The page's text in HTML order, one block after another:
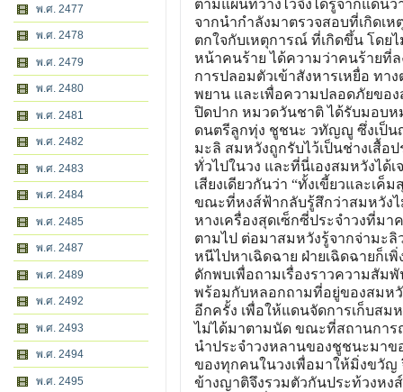
พ.ศ. 2477
พ.ศ. 2478
พ.ศ. 2479
พ.ศ. 2480
พ.ศ. 2481
พ.ศ. 2482
พ.ศ. 2483
พ.ศ. 2484
พ.ศ. 2485
พ.ศ. 2487
พ.ศ. 2489
พ.ศ. 2492
พ.ศ. 2493
พ.ศ. 2494
พ.ศ. 2495
ตามแผนที่วางไว้จึงได้รู้จากแดน
จากนำกำลังมาตรวจสอบที่เกิดเ
ตกใจกับเหตุการณ์ ที่เกิดขึ้น โดย
หน้าคนร้าย ได้ความว่าคนร้ายที่ล
การปลอมตัวเข้าสังหารเหยื่อ ทา
พยาน และเพื่อความปลอดภัยขอ
ปิดปาก หมวดวันชาติ ได้รับมอบห
ดนตรีลูกทุ่ง ชูชนะ วทัญญู ซึ่งเป็น
มะลิ สมหวังถูกรับไว้เป็นช่างเสื้อ
ทั่วไปในวง และที่นี่เองสมหวังไ
เสียงเดียวกันว่า “ทั้งเขี้ยวและเ
ขณะที่หงส์ฟ้ากลับรู้สึกว่าสมหวัง
หางเครื่องสุดเซ็กซี่ประจำวงที่มา
ตามไป ต่อมาสมหวังรู้จากจ่ามะลิ
หนีไปหาเฉิดฉาย ฝ่ายเฉิดฉายก็เ
ดักพบเพื่อถามเรื่องราวความสัมพั
พร้อมกับหลอกถามที่อยู่ของสมห
อีกครั้ง เพื่อให้แดนจัดการเก็บสม
ไม่ได้มาตามนัด ขณะที่สถานการ
นำประจำวงหลานของชูชนะมาข
ของทุกคนในวงเพื่อมาให้มิ่งขวัญ
ข้างญาติจึงรวมตัวกันประท้วงหง